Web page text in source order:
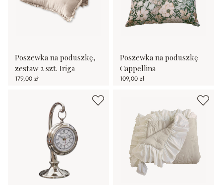
Poszewka na poduszkę,
zestaw 2 szt. Iriga
179,00 zł
Poszewka na poduszkę
Cappellina
109,00 zł